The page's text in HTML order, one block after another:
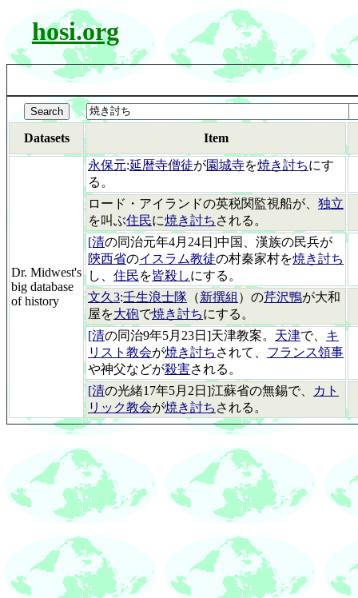
hosi.org
Datasets Item
Dr. Midwest's
big database
of history
永保元:延暦寺僧徒が園城寺を焼き討ちにす
る。
ロード・アイランドの英税関監視船が、 独立
を叫ぶ住民に焼き討ち される。
[清の同治元年4月24日]中国、漢族の民兵が
陝西省のイスラム教徒の村秦家村を焼き討ち
し、 住民を皆殺しにする。
文久3:壬生浪士隊 （新撰組 ）の芹沢鴨が大和
屋を大砲で焼き討ちにする。
[清の同治9年5月23日]天津教案。 天津で、 キ
リスト教会が焼き討ち されて、 フランス領事
や神父などが殺害される。
[清の光緒17年5月2日]江蘇省の無錫で、
カト
リック教会が焼き討ち される。